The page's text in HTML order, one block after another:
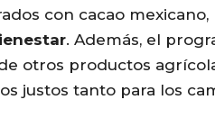
con cacao
. Además, el
otros productos
justos tanto para los